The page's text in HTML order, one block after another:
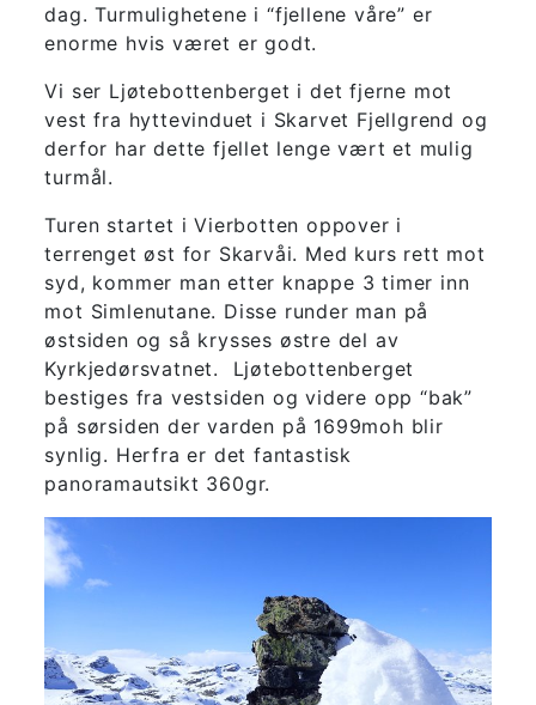
dag. Turmulighetene i “fjellene våre” er
enorme hvis været er godt.
Vi ser Ljøtebottenberget i det fjerne mot
vest fra hyttevinduet i Skarvet Fjellgrend og
derfor har dette fjellet lenge vært et mulig
turmål.
Turen startet i Vierbotten oppover i
terrenget øst for Skarvåi. Med kurs rett mot
syd, kommer man etter knappe 3 timer inn
mot Simlenutane. Disse runder man på
østsiden og så krysses østre del av
Kyrkjedørsvatnet. Ljøtebottenberget
bestiges fra vestsiden og videre opp “bak”
på sørsiden der varden på 1699moh blir
synlig. Herfra er det fantastisk
panoramautsikt 360gr.